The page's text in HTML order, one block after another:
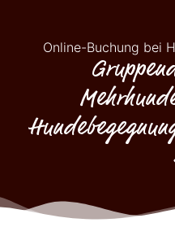
Online-Buchung bei